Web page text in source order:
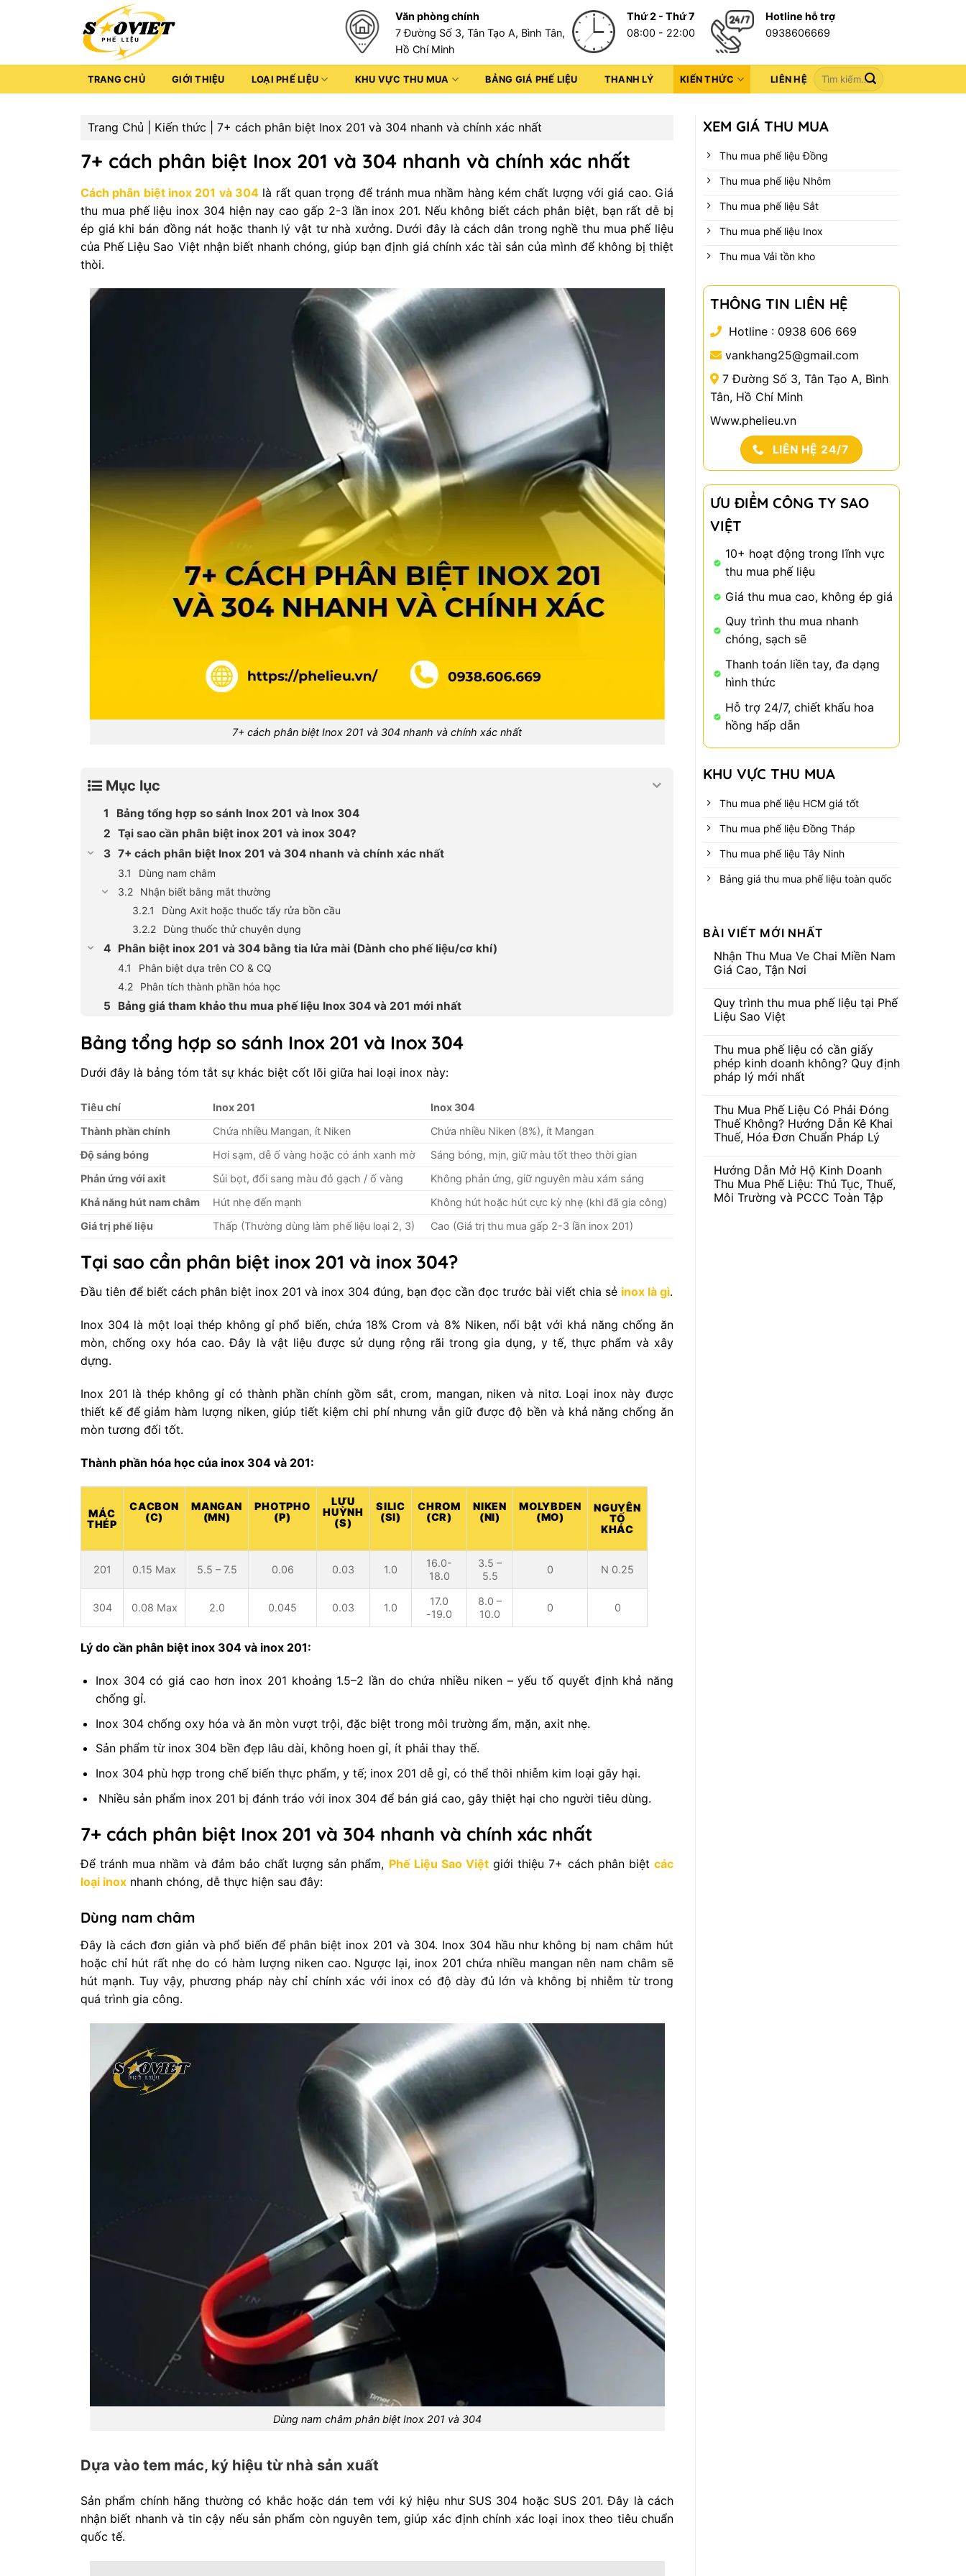
dung
Văn phòng chính
7 Đường Số 3, Tân Tạo A, Bình Tân,
Hồ Chí Minh
Thứ 2 - Thứ 7
08:00 - 22:00
Hotline hỗ trợ
0938606669
TRANG CHỦ GIỚI THIỆU LOẠI PHẾ LIỆU KHU VỰC THU MUA BẢNG GIÁ PHẾ LIỆU THANH LÝ KIẾN THỨC LIÊN HỆ
Trang Chủ Kiến thức 7+ cách phân biệt Inox 201 và 304 nhanh và chính xác nhất
7+ cách phân biệt Inox 201 và 304 nhanh và chính xác nhất
Cách phân biệt inox 201 và 304là rất quan trọng để tránh mua nhầm hàng kém chất lượng với giá cao. Giá
thu mua phế liệu inox 304 hiện nay cao gấp 2-3 lần inox 201. Nếu không biết cách phân biệt, bạn rất dễ bị
ép giá khi bán đồng nát hoặc thanh lý vật tư nhà xưởng. Dưới đây là cách dân trong nghề thu mua phế liệu
của Phế Liệu Sao Việt nhận biết nhanh chóng, giúp bạn định giá chính xác tài sản của mình để không bị thiệt
thòi.
7+ cách phân biệt Inox 201 và 304 nhanh và chính xác nhất
Mục lục
Bảng tổng hợp so sánh Inox 201 và Inox 304
Tại sao cần phân biệt inox 201 và inox 304?
7+ cách phân biệt Inox 201 và 304 nhanh và chính xác nhất
Dùng nam châm
Nhận biết bằng mắt thường
Dùng Axit hoặc thuốc tẩy rửa bồn cầu
Dùng thuốc thử chuyên dụng
Phân biệt inox 201 và 304 bằng tia lửa mài (Dành cho phế liệu/cơ khí)
Phân biệt dựa trên CO & CQ
Phân tích thành phần hóa học
Bảng giá tham khảo thu mua phế liệu Inox 304 và 201 mới nhất
Bảng tổng hợp so sánh Inox 201 và Inox 304
Dưới đây là bảng tóm tắt sự khác biệt cốt lõi giữa hai loại inox này:
Tiêu chí Inox 201
Inox 304
Thành phần chính
Chứa nhiều Mangan, ít Niken
Chứa nhiều Niken (8%), ít Mangan
Độ sáng bóng
Hơi sạm, dễ ố vàng hoặc có ánh xanh mờ
Sáng bóng, mịn, giữ màu tốt theo thời gian
Phản ứng với axit
Sủi bọt, đổi sang màu đỏ gạch / ố vàng
Không phản ứng, giữ nguyên màu xám sáng
Khả năng hút nam châm
Hút nhẹ đến mạnh
Không hút hoặc hút cực kỳ nhẹ (khi đã gia công)
Giá trị phế liệu
Thấp (Thường dùng làm phế liệu loại 2, 3) Cao (Giá trị thu mua gấp 2-3 lần inox 201)
Tại sao cần phân biệt inox 201 và inox 304?
Đầu tiên để biết cách phân biệt inox 201 và inox 304 đúng, bạn đọc cần đọc trước bài viết chia sẻ inox là gì.
Inox 304 là một loại thép không gỉ phổ biến, chứa 18% Crom và 8% Niken, nổi bật với khả năng chống ăn
mòn, chống oxy hóa cao. Đây là vật liệu được sử dụng rộng rãi trong gia dụng, y tế, thực phẩm và xây
dựng.
Inox 201 là thép không gỉ có thành phần chính gồm sắt, crom, mangan, niken và nitơ. Loại inox này được
thiết kế để giảm hàm lượng niken, giúp tiết kiệm chi phí nhưng vẫn giữ được độ bền và khả năng chống ăn
mòn tương đối tốt.
Thành phần hóa học của inox 304 và 201:
MÁC
THÉP
CACBON
(C)
MANGAN
(MN)
PHOTPHO
(P)
LƯU
HUỲNH
(S)
SILIC
(SI)
CHROM
(CR)
NIKEN
(NI)
MOLYBDEN
(MO)
NGUYÊN
TỐ
KHÁC
201 0.15 Max 5.5 – 7.5 0.06 0.03 1.0
16.0-
18.0
3.5 –
5.5
0 N 0.25
304 0.08 Max 2.0 0.045 0.03 1.0
17.0
-19.0
8.0 –
10.0
0 0
Lý do cần phân biệt inox 304 và inox 201:
Inox 304 có giá cao hơn inox 201 khoảng 1.5–2 lần do chứa nhiều niken – yếu tố quyết định khả năng
chống gỉ.
Inox 304 chống oxy hóa và ăn mòn vượt trội, đặc biệt trong môi trường ẩm, mặn, axit nhẹ.
Sản phẩm từ inox 304 bền đẹp lâu dài, không hoen gỉ, ít phải thay thế.
Inox 304 phù hợp trong chế biến thực phẩm, y tế; inox 201 dễ gỉ, có thể thôi nhiễm kim loại gây hại.
Nhiều sản phẩm inox 201 bị đánh tráo với inox 304 để bán giá cao, gây thiệt hại cho người tiêu dùng.
7+ cách phân biệt Inox 201 và 304 nhanh và chính xác nhất
Để tránh mua nhầm và đảm bảo chất lượng sản phẩm, Phế Liệu Sao Việt giới thiệu 7+ cách phân biệtcác
loại inox nhanh chóng, dễ thực hiện sau đây:
Dùng nam châm
Đây là cách đơn giản và phổ biến để phân biệt inox 201 và 304. Inox 304 hầu như không bị nam châm hút
hoặc chỉ hút rất nhẹ do có hàm lượng niken cao. Ngược lại, inox 201 chứa nhiều mangan nên nam châm sẽ
hút mạnh. Tuy vậy, phương pháp này chỉ chính xác với inox có độ dày đủ lớn và không bị nhiễm từ trong
quá trình gia công.
Dùng nam châm phân biệt Inox 201 và 304
Dựa vào tem mác, ký hiệu từ nhà sản xuất
Sản phẩm chính hãng thường có khắc hoặc dán tem với ký hiệu như SUS 304 hoặc SUS 201. Đây là cách
nhận biết nhanh và tin cậy nếu sản phẩm còn nguyên tem, giúp xác định chính xác loại inox theo tiêu chuẩn
quốc tế.
XEM GIÁ THU MUA
Thu mua phế liệu Đồng
Thu mua phế liệu Nhôm
Thu mua phế liệu Sắt
Thu mua phế liệu Inox
Thu mua Vải tồn kho
THÔNG TIN LIÊN HỆ
Hotline : 0938 606 669
vankhang25@gmail.com
7 Đường Số 3, Tân Tạo A, Bình
Tân, Hồ Chí Minh
Www.phelieu.vn
LIÊN HỆ 24/7
ƯU ĐIỂM CÔNG TY SAO
VIỆT
10+ hoạt động trong lĩnh vực
thu mua phế liệu
Giá thu mua cao, không ép giá
Quy trình thu mua nhanh
chóng, sạch sẽ
Thanh toán liền tay, đa dạng
hình thức
Hỗ trợ 24/7, chiết khấu hoa
hồng hấp dẫn
KHU VỰC THU MUA
Thu mua phế liệu HCM giá tốt
Thu mua phế liệu Đồng Tháp
Thu mua phế liệu Tây Ninh
Bảng giá thu mua phế liệu toàn quốc
BÀI VIẾT MỚI NHẤT
Nhận Thu Mua Ve Chai Miền Nam
Giá Cao, Tận Nơi
bình
luận
ở
Mua
Ve
Chai
Miền
Nam
Cao,
Tận
Nơi
Quy trình thu mua phế liệu tại Phế
Liệu Sao Việt
bình
luận
ở
Quy
trình
mua
phế
liệu
tại
Phế
Việt
Thu mua phế liệu có cần giấy
phép kinh doanh không? Quy định
pháp lý mới nhất
bình
luận
ở
Thu
liệu
có
cần
giấy
phép
Thu Mua Phế Liệu Có Phải Đóng
Thuế Không? Hướng Dẫn Kê Khai
Thuế, Hóa Đơn Chuẩn Pháp Lý
bình
luận
ở
Thu
Hướng Dẫn Mở Hộ Kinh Doanh
Thu Mua Phế Liệu: Thủ Tục, Thuế,
Môi Trường và PCCC Toàn Tập